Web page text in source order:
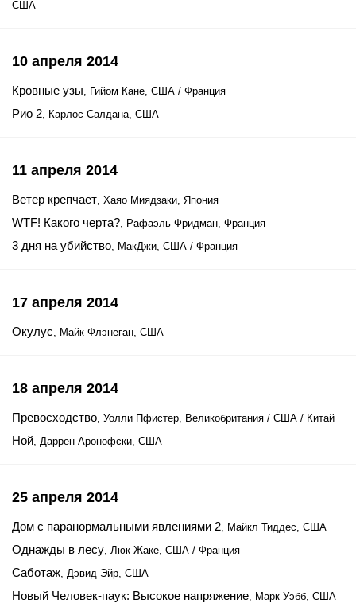
США
10 апреля 2014
Кровные узы, Гийом Кане, США / Франция
Рио 2, Карлос Салдана, США
11 апреля 2014
Ветер крепчает, Хаяо Миядзаки, Япония
WTF! Какого черта?, Рафаэль Фридман, Франция
3 дня на убийство, МакДжи, США / Франция
17 апреля 2014
Окулус, Майк Флэнеган, США
18 апреля 2014
Превосходство, Уолли Пфистер, Великобритания / США / Китай
Ной, Даррен Аронофски, США
25 апреля 2014
Дом с паранормальными явлениями 2, Майкл Тиддес, США
Однажды в лесу, Люк Жаке, США / Франция
Саботаж, Дэвид Эйр, США
Новый Человек-паук: Высокое напряжение, Марк Уэбб, США